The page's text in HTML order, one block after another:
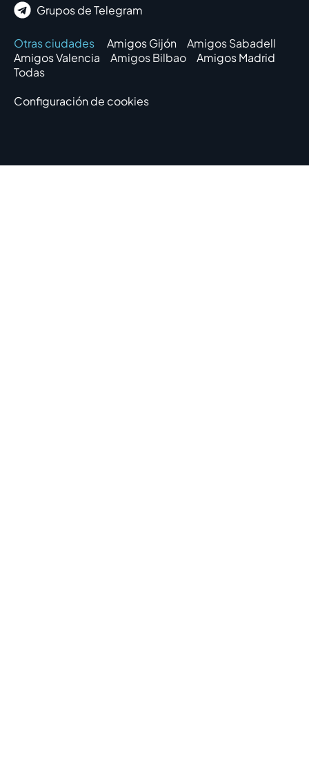
Grupos de Telegram
Otras ciudades Amigos Gijón
Amigos Sabadell
Amigos Valencia
Amigos Bilbao
Amigos Madrid
Todas
Configuración de cookies